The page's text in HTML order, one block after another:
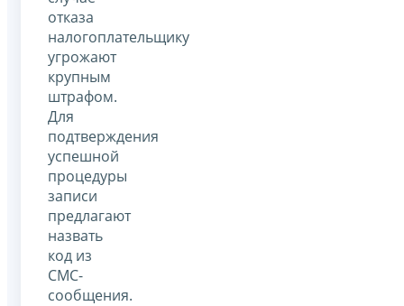
отказа
налогоплательщику
угрожают
крупным
штрафом.
Для
подтверждения
успешной
процедуры
записи
предлагают
назвать
код из
СМС-
сообщения.